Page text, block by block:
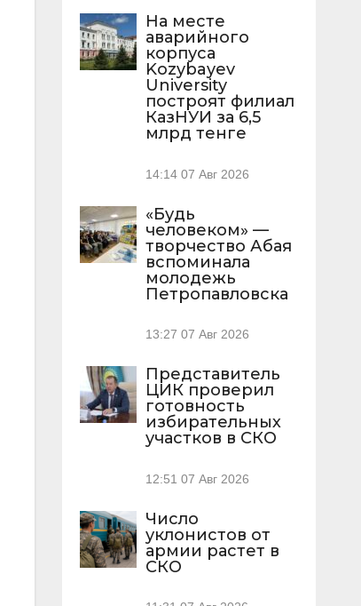
На месте
аварийного
корпуса
Kozybayev
University
построят филиал
КазНУИ за 6,5
млрд тенге
14:14 07 Авг 2026
«Будь
человеком» —
творчество Абая
вспоминала
молодежь
Петропавловска
13:27 07 Авг 2026
Представитель
ЦИК проверил
готовность
избирательных
участков в СКО
12:51 07 Авг 2026
Число
уклонистов от
армии растет в
СКО